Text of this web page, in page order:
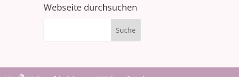
Webseite durchsuchen